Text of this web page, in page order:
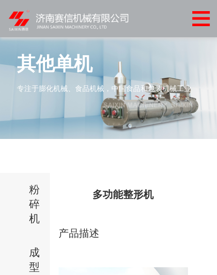
心
案
户
新
其他单机
专注于膨化机械、食品机械，中国食品和包装机械工业
粉
碎
机
成
型
多功能整形机
产品描述